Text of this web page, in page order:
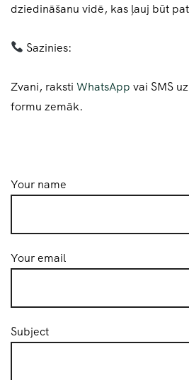
dziedināšanu vidē, kas ļauj būt
Sazinies:
Zvani, raksti WhatsApp vai SMS
formu zemāk.
Your name
Your email
Subject